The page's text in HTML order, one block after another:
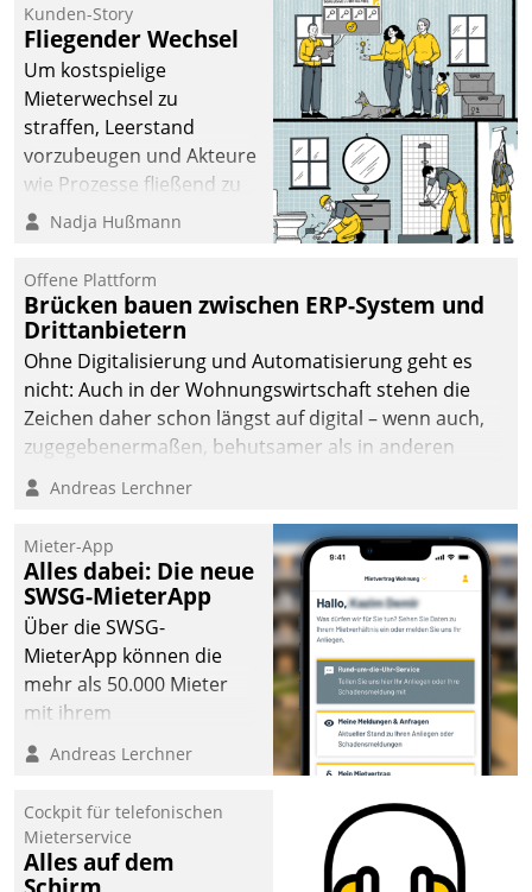
Datatrain. Die meravis
Wohnungsbau- und
Immobilien GmbH hat
sich dabei für den Betrieb
der Lösung über die SAP
Cloud Platform
entschieden - als erstes
Unternehmen am
Kunden-Story
Fliegender Wechsel
Um kostspielige
Mieterwechsel zu
straffen, Leerstand
vorzubeugen und Akteure
wie Prozesse fließend zu
vernetzen, nutzt die
Jahresbeginn eine
Überblick, Einsicht und
Eingriff bietende Lösung.
Zur Entwicklung setzte
man auf
Cloudtechnologie,
bewährte und Startup-
agile Projektmethoden.
Nadja Hußmann
Offene Plattform
Brücken bauen zwischen ERP-System und
Drittanbietern
Ohne Digitalisierung und Automatisierung geht es
nicht: Auch in der Wohnungswirtschaft stehen die
Zeichen daher schon längst auf digital – wenn auch,
zugegebenermaßen, behutsamer als in anderen
Branchen.
Andreas Lerchner
Mieter-App
Alles dabei: Die neue
SWSG-MieterApp
Über die SWSG-
MieterApp können die
mehr als 50.000 Mieter
mit ihrem
Wohnungsunternehmen
kommunizieren, auf dem
einsehen und ändern
oder
Schadensmeldungen
Andreas Lerchner
Cockpit für telefonischen
Mieterservice
Alles auf dem